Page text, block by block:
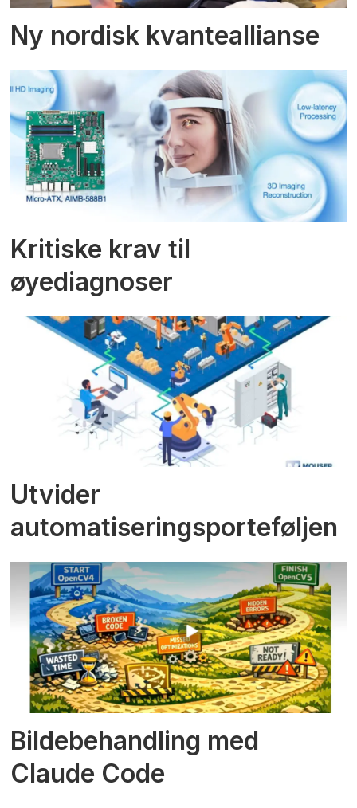
Ny nordisk kvanteallianse
Kritiske krav til
øyediagnoser
Utvider
automatiseringsporteføljen
Bildebehandling med
Claude Code